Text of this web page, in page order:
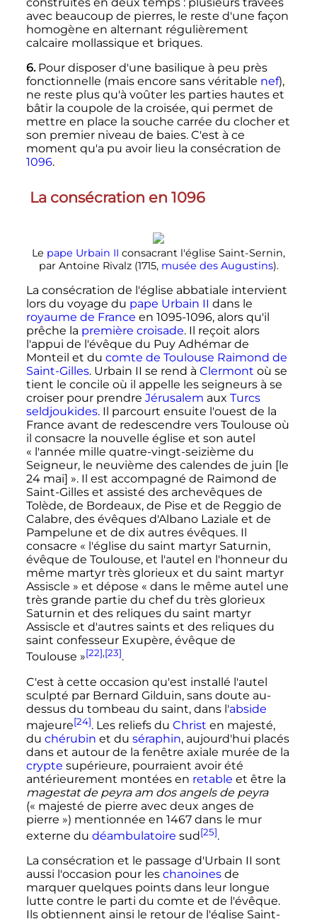
avec beaucoup de pierres, le reste d'une façon
homogène en alternant régulièrement
calcaire mollassique et briques.
6.Pour disposer d'une basilique à peu près
fonctionnelle (mais encore sans véritable nef),
ne reste plus qu'à voûter les parties hautes et
bâtir la coupole de la croisée, qui permet de
mettre en place la souche carrée du clocher et
son premier niveau de baies. C'est à ce
moment qu'a pu avoir lieu la consécration de
1096.
La consécration en 1096
Le pape Urbain II consacrant l'église Saint-Sernin,
par Antoine Rivalz (1715, musée des Augustins).
La consécration de l'église abbatiale intervient
lors du voyage du pape Urbain II dans le
royaume de France en 1095-1096, alors qu'il
prêche la première croisade. Il reçoit alors
l'appui de l'évêque du Puy Adhémar de
Monteil et du comte de Toulouse Raimond de
Saint-Gilles. Urbain II se rend à Clermont où se
tient le concile où il appelle les seigneurs à se
croiser pour prendre Jérusalem aux Turcs
seldjoukides. Il parcourt ensuite l'ouest de la
France avant de redescendre vers Toulouse où
il consacre la nouvelle église et son autel
« l'année mille quatre-vingt-seizième du
Seigneur, le neuvième des calendes de juin [le
24 mai] ». Il est accompagné de Raimond de
Saint-Gilles et assisté des archevêques de
Tolède, de Bordeaux, de Pise et de Reggio de
Calabre, des évêques d'Albano Laziale et de
Pampelune et de dix autres évêques. Il
consacre « l'église du saint martyr Saturnin,
évêque de Toulouse, et l'autel en l'honneur du
même martyr très glorieux et du saint martyr
Assiscle » et dépose « dans le même autel une
très grande partie du chef du très glorieux
Saturnin et des reliques du saint martyr
Assiscle et d'autres saints et des reliques du
saint confesseur Exupère, évêque de
Toulouse »[22],[23].
C'est à cette occasion qu'est installé l'autel
sculpté par Bernard Gilduin, sans doute au-
dessus du tombeau du saint, dans l'abside
majeure[24]. Les reliefs du Christ en majesté,
du chérubin et du séraphin, aujourd'hui placés
dans et autour de la fenêtre axiale murée de la
crypte supérieure, pourraient avoir été
antérieurement montées en retable et être la
magestat de peyra am dos angels de peyra
(« majesté de pierre avec deux anges de
pierre ») mentionnée en 1467 dans le mur
externe du déambulatoire sud[25].
La consécration et le passage d'Urbain II sont
aussi l'occasion pour les chanoinesde
marquer quelques points dans leur longue
lutte contre le parti du comte et de l'évêque.
Ils obtiennent ainsi le retour de l'église Saint-